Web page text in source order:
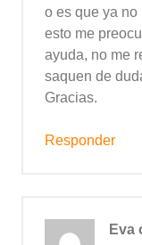
o es que ya no
esto me
ayuda, no me
saquen de
Gracias.
Responder
Eva